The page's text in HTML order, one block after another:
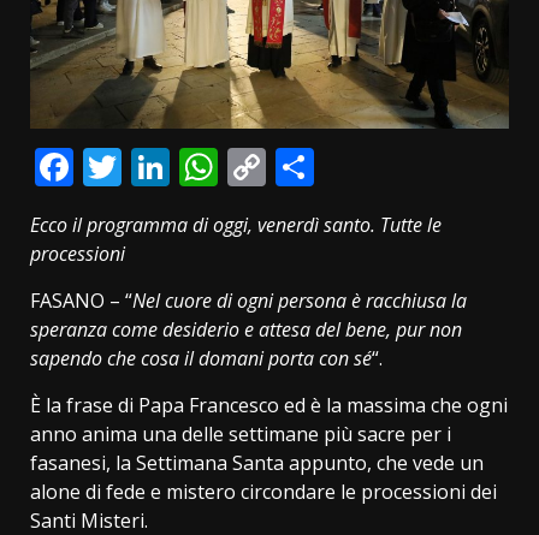
Facebook
Twitter
LinkedIn
WhatsApp
Copy
Link
Ecco il programma di oggi, venerdì santo. Tutte le
processioni
FASANO – “Nel cuore di ogni persona è racchiusa la
speranza come desiderio e attesa del bene, pur non
sapendo che cosa il domani porta con sé“.
È la frase di Papa Francesco ed è la massima che ogni
anno anima una delle settimane più sacre per i
fasanesi, la Settimana Santa appunto, che vede un
alone di fede e mistero circondare le processioni dei
Santi Misteri.